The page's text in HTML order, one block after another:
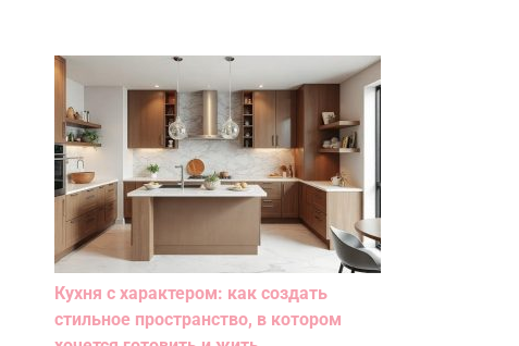
Кухня с характером: как создать
стильное пространство, в котором